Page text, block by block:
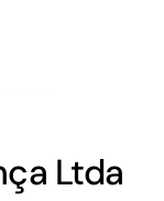
Ltda